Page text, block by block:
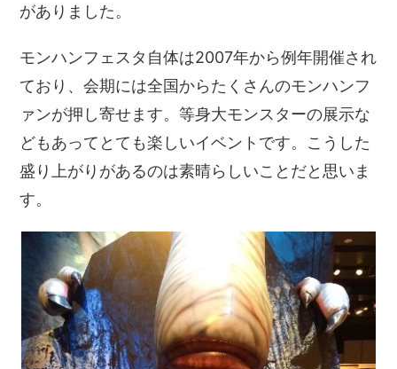
がありました。
モンハンフェスタ自体は2007年から例年開催され
ており、会期には全国からたくさんのモンハンフ
ァンが押し寄せます。等身大モンスターの展示な
どもあってとても楽しいイベントです。こうした
盛り上がりがあるのは素晴らしいことだと思いま
す。